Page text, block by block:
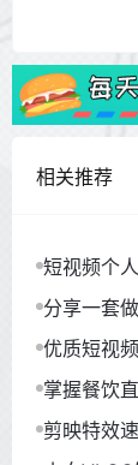
相关推荐
短视频个
分享一套
优质短视
掌握餐饮
剪映特效